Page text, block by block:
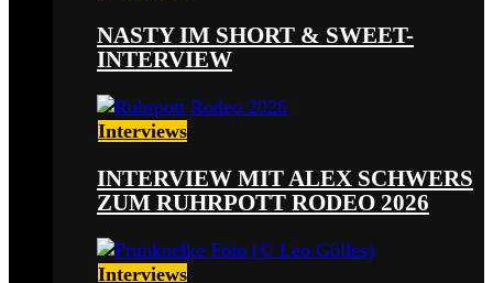
NASTY IM SHORT & SWEET-
INTERVIEW
Interviews
INTERVIEW MIT ALEX SCHWERS
ZUM RUHRPOTT RODEO 2026
Interviews